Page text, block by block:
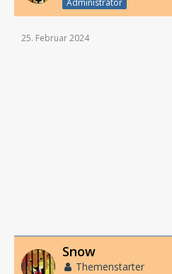
25. Februar 2024
Snow
Themenstarter